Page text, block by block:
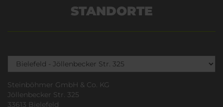
STANDORTE
Steinböhmer GmbH & Co. KG
Jöllenbecker Str. 325
33613 Bielefeld